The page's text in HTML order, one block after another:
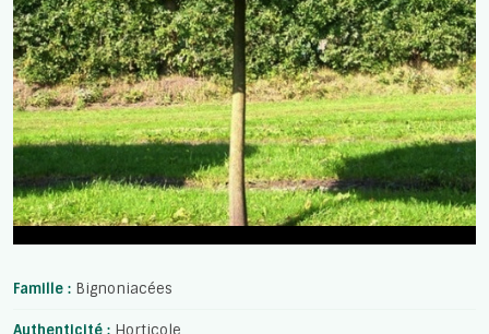
Famille : Bignoniacées
Authenticité : Horticole